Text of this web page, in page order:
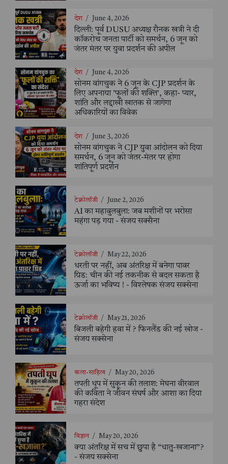
देश / June 4, 2026
दिल्ली: पूर्व DUSU अध्यक्ष रौनक खत्री ने दी
कॉकरोच जनता पार्टी को समर्थन, 6 जून को
जंतर मंतर पर युवा प्रदर्शन की अपील
देश / June 4, 2026
सोनम वांगचुक ने 6 जून के CJP प्रदर्शन के
लिए अपनाया 'फूलों की शक्ति', कहा- प्यार,
शांति और लद्दाखी खातक से जागेगा
अधिकारियों का विवेक
देश / June 3, 2026
सोनम वांगचुक ने CJP युवा आंदोलन को दिया
समर्थन, 6 जून को जंतर-मंतर पर होगा
शांतिपूर्ण प्रदर्शन
टेक्नोलॉजी / June 2, 2026
AI का महाबुलबुला: जब मशीनों पर भरोसा
महंगा पड़ गया - संजय सक्सैना
टेक्नोलॉजी / May 22, 2026
धरती पर नहीं, अब अंतरिक्ष में बनेगा पावर
ग्रिड: चीन की नई तकनीक से बदल सकता है
ऊर्जा का भविष्य ! - विश्लेषक संजय सक्सेना
टेक्नोलॉजी / May 21, 2026
बिजली बहेगी हवा में ? फिनलैंड की नई खोज -
संजय सक्सेना
कला-साहित्य / May 20, 2026
तपती धूप में सुकून की तलाश: मेघना वीरवाल
की कविता ने जीवन संघर्ष और आशा का दिया
गहरा संदेश
विज्ञान / May 20, 2026
क्या अंतरिक्ष में सच में छुपा है “धातु-खजाना”?
- संजय सक्सेना